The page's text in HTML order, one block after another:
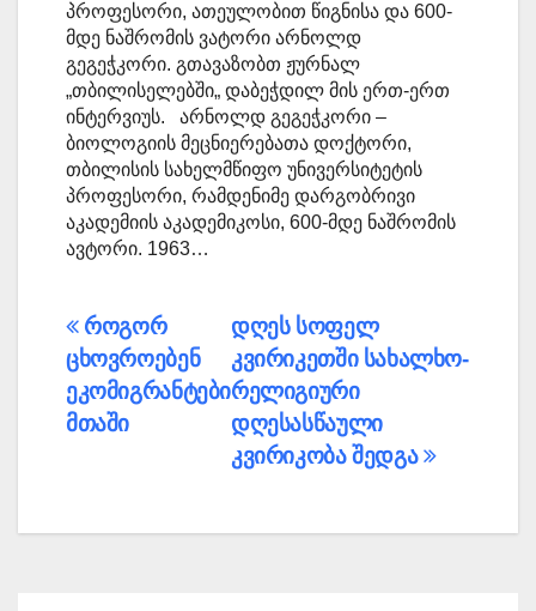
პროფესორი, ათეულობით წიგნისა და 600-
მდე ნაშრომის ვატორი არნოლდ
გეგეჭკორი. გთავაზობთ ჟურნალ
„თბილისელებში„ დაბეჭდილ მის ერთ-ერთ
ინტერვიუს. არნოლდ გეგეჭკორი –
ბიოლოგიის მეცნიერებათა დოქტორი,
თბილისის სახელმწიფო უნივერსიტეტის
პროფესორი, რამდენიმე დარგობრივი
აკადემიის აკადემიკოსი, 600-მდე ნაშრომის
ავტორი. 1963…
პოსტის
ნავიგაცია
დღეს სოფელ
კვირიკეთში სახალხო-
რელიგიური
დღესასწაული
კვირიკობა შედგა
როგორ
ცხოვროებენ
ეკომიგრანტები
მთაში